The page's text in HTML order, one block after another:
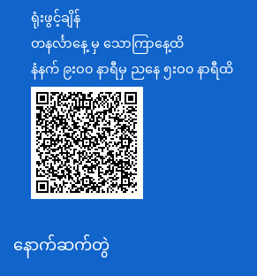
အပြည်ပြည်ဆိုင်ရာပူးပေါင်းဆောင်ရွက်ရ
ပြန်ကြားရေးဝန်ကြီးဌာန
သာသနာရေးနှင့် ယဉ်ကျေးမှုဝန်ကြီးဌာန
စိုက်ပျိုးရေး၊မွေးမြူရေးနှင့်ဆည်မြောင်း
ပို့ဆောင်ရေးနှင့်ဆက်သွယ်ရေးဝန်ကြီးဌာ
သယံဇာတနှင့်ပတ်ဝန်းကျင်ထိန်းသိမ်းရေး
အလုပ်သမား၊လူဝင်မှုကြီးကြပ်ရေးနှင့်ပ
ရုံးဖွင့်ချိန်
တနင်္လာနေ့ မှ သောကြာနေ့ထိ
နံနက် ၉းဝ၀ နာရီမှ ညနေ ၅းဝ၀ နာရီထိ
နောက်ဆက်တွဲ